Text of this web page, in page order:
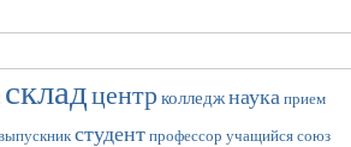
складцентрколледжнаука прием
студент профессор учащийся союз